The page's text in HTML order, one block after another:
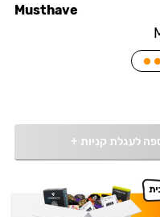
Musthave
לעגלת קניות +